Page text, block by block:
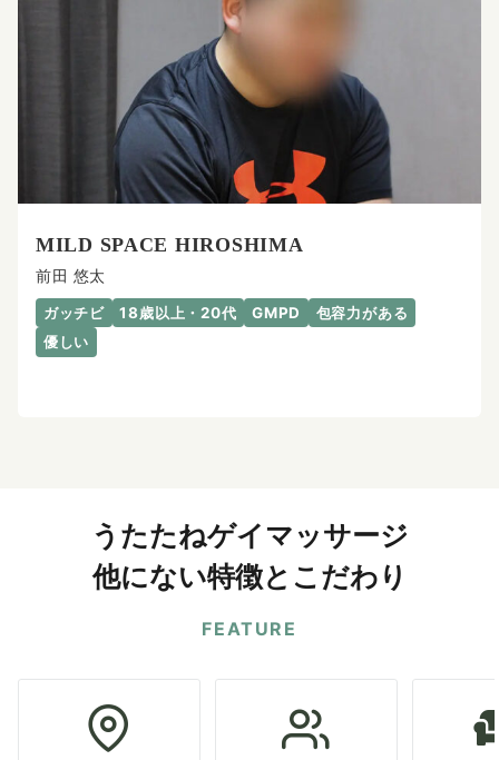
MILD SPACE HIROSHIMA
前田 悠太
ガッチビ 18歳以上・20代 GMPD
包容力がある
優しい
うたたねゲイマッサージ
他にない特徴とこだわり
FEATURE